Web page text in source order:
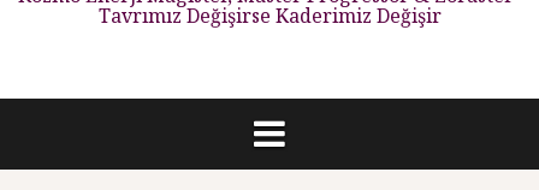
Tavrımız Değişirse Kaderimiz Değişir